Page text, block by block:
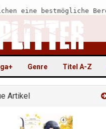
eine bestmögliche
Genre Titel A-Z
Artikel